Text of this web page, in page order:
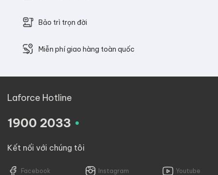
Bảo trì trọn đời
Miễn phí giao hàng toàn quốc
Laforce Hotline
1900 2033 .
Kết nối với chúng tôi
Facebook Instagram Youtube